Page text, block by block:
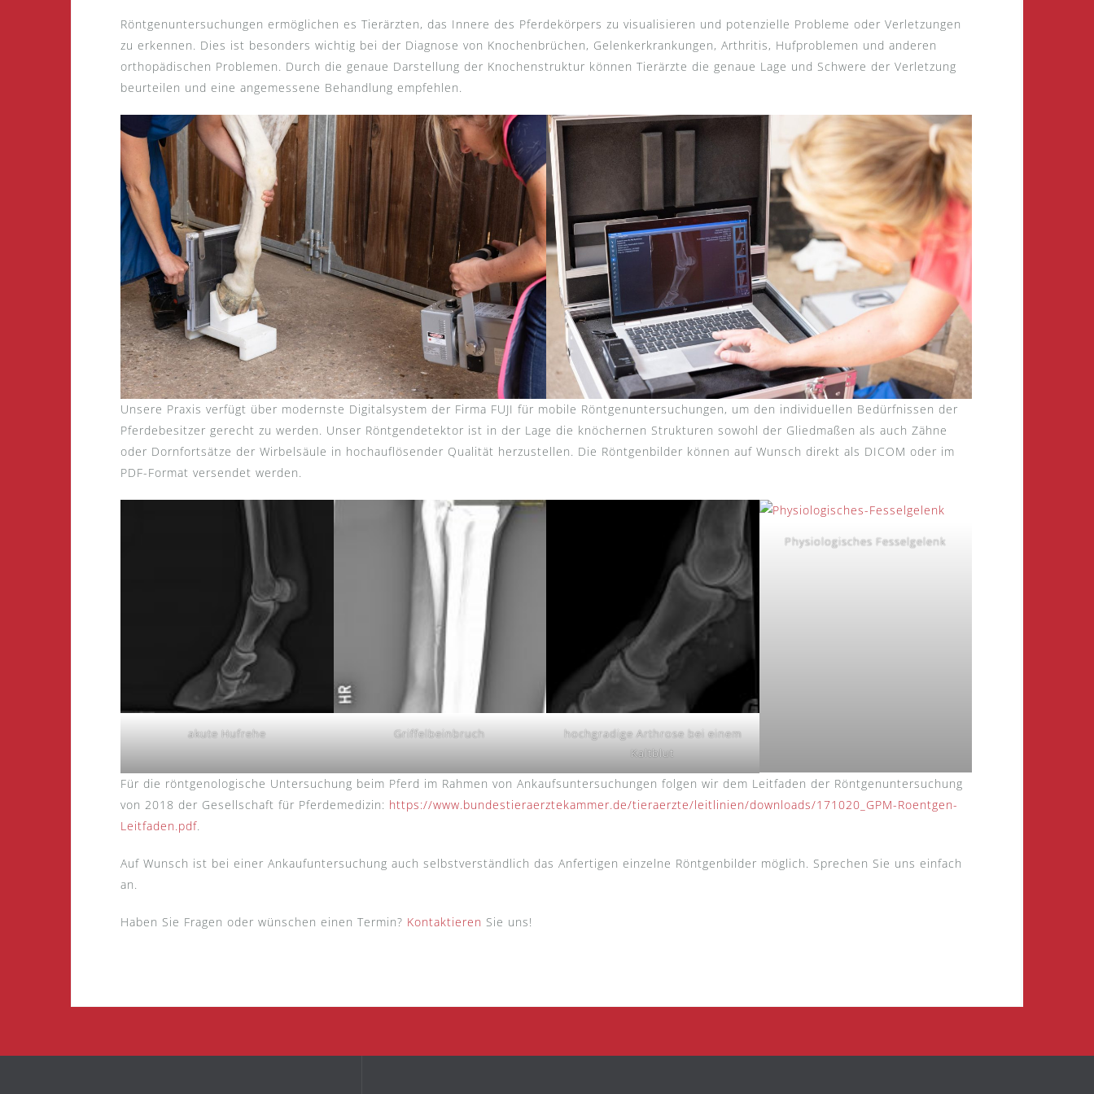
Röntgenuntersuchungen ermöglichen es Tierärzten, das Innere des Pferdekörpers zu visualisieren und potenzielle Probleme oder Verletzungen
zu erkennen. Dies ist besonders wichtig bei der Diagnose von Knochenbrüchen, Gelenkerkrankungen, Arthritis, Hufproblemen und anderen
orthopädischen Problemen. Durch die genaue Darstellung der Knochenstruktur können Tierärzte die genaue Lage und Schwere der Verletzung
beurteilen und eine angemessene Behandlung empfehlen.
Unsere Praxis verfügt über modernste Digitalsystem der Firma FUJI für mobile Röntgenuntersuchungen, um den individuellen Bedürfnissen der
Pferdebesitzer gerecht zu werden. Unser Röntgendetektor ist in der Lage die knöchernen Strukturen sowohl der Gliedmaßen als auch Zähne
oder Dornfortsätze der Wirbelsäule in hochauflösender Qualität herzustellen. Die Röntgenbilder können auf Wunsch direkt als DICOM oder im
PDF-Format versendet werden.
akute Hufrehe Griffelbeinbruch
hochgradige Arthrose bei einem
Kaltblut
Physiologisches Fesselgelenk
Für die röntgenologische Untersuchung beim Pferd im Rahmen von Ankaufsuntersuchungen folgen wir dem Leitfaden der Röntgenuntersuchung
von 2018 der Gesellschaft für Pferdemedizin: https://www.bundestieraerztekammer.de/tieraerzte/leitlinien/downloads/171020_GPM-Roentgen-
Leitfaden.pdf
Auf Wunsch ist bei einer Ankaufuntersuchung auch selbstverständlich das Anfertigen einzelne Röntgenbilder möglich. Sprechen Sie uns einfach
an.
Haben Sie Fragen oder wünschen einen Termin? Kontaktieren Sie uns!